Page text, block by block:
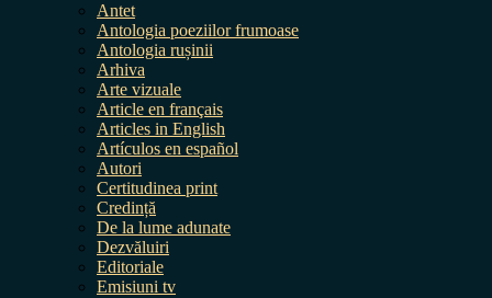
Antet
Antologia poeziilor frumoase
Antologia rușinii
Arhiva
Arte vizuale
Article en français
Articles in English
Artículos en español
Autori
Certitudinea print
Credință
De la lume adunate
Dezvăluiri
Editoriale
Emisiuni tv